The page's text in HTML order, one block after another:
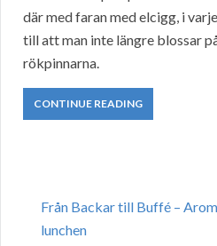
där med faran med elcigg, i
till att man inte längre blossar
rökpinnarna.
CONTINUE READING
Från Backar till Buffé –
lunchen